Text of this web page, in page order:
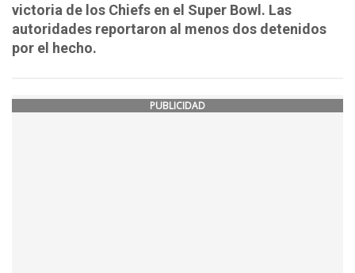
victoria de los Chiefs en el Super Bowl. Las
autoridades reportaron al menos dos detenidos
por el hecho.
PUBLICIDAD